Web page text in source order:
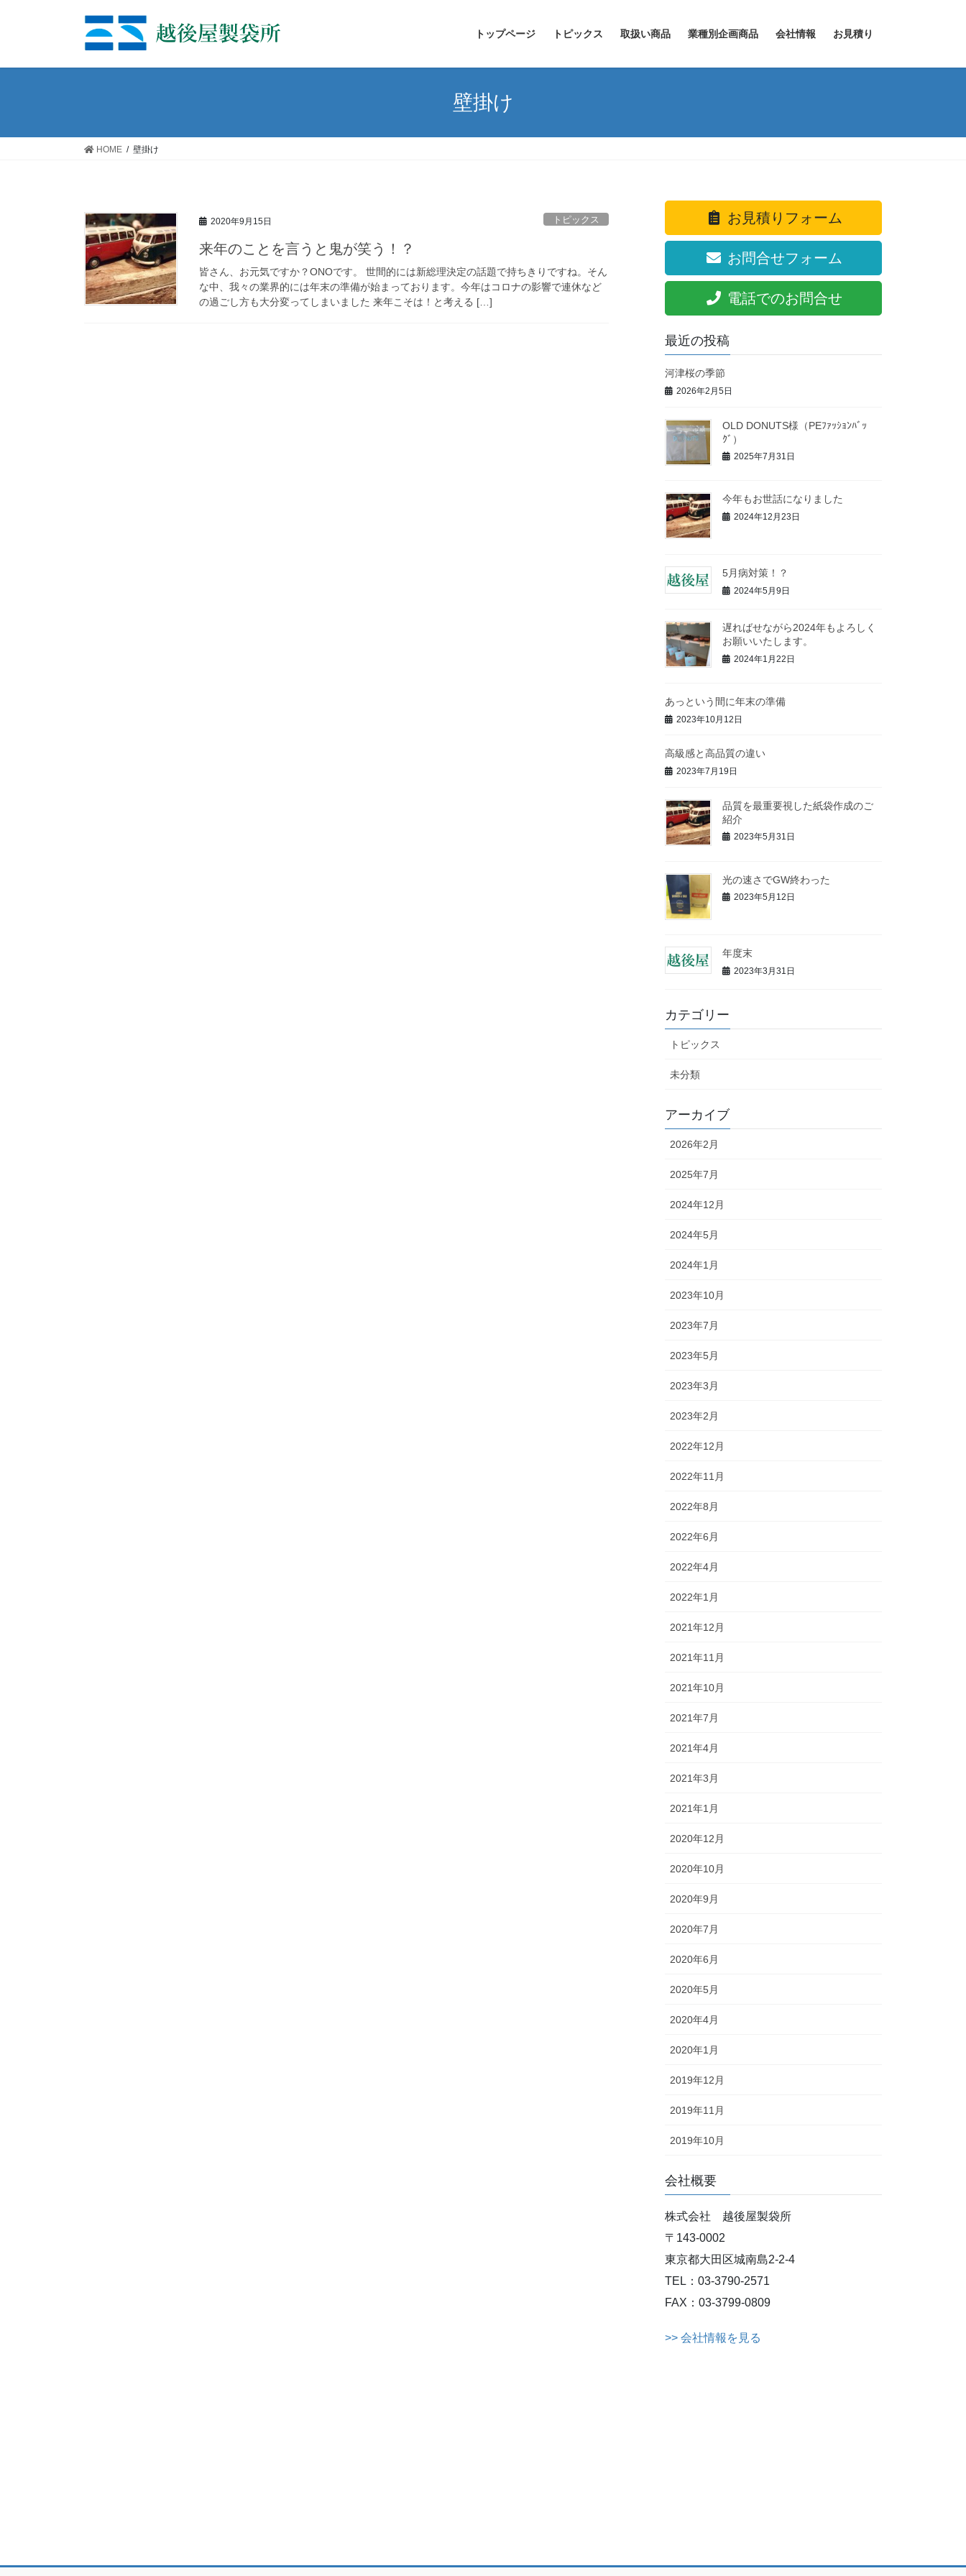
トップページ トピックス 取扱い商品 業種別企画商品 会社情報 お見積り
壁掛け
HOME 壁掛け
2020年9月15日 トピックス
来年のことを言うと鬼が笑う！？
皆さん、お元気ですか？ONOです。 世間的には新総理決定の話題で持ちきりですね。そん
な中、我々の業界的には年末の準備が始まっております。今年はコロナの影響で連休など
の過ごし方も大分変ってしまいました 来年こそは！と考える […]
お見積りフォーム
お問合せフォーム
電話でのお問合せ
最近の投稿
河津桜の季節
2026年2月5日
OLD DONUTS様（PEﾌｧｯｼｮﾝﾊﾞｯ
ｸﾞ）
2025年7月31日
今年もお世話になりました
2024年12月23日
5月病対策！？
2024年5月9日
遅ればせながら2024年もよろしく
お願いいたします。
2024年1月22日
あっという間に年末の準備
2023年10月12日
高級感と高品質の違い
2023年7月19日
品質を最重要視した紙袋作成のご
紹介
2023年5月31日
光の速さでGW終わった
2023年5月12日
年度末
2023年3月31日
カテゴリー
トピックス
未分類
アーカイブ
2026年2月
2025年7月
2024年12月
2024年5月
2024年1月
2023年10月
2023年7月
2023年5月
2023年3月
2023年2月
2022年12月
2022年11月
2022年8月
2022年6月
2022年4月
2022年1月
2021年12月
2021年11月
2021年10月
2021年7月
2021年4月
2021年3月
2021年1月
2020年12月
2020年10月
2020年9月
2020年7月
2020年6月
2020年5月
2020年4月
2020年1月
2019年12月
2019年11月
2019年10月
会社概要
株式会社 越後屋製袋所
〒143-0002
東京都大田区城南島2-2-4
TEL：03-3790-2571
FAX：03-3799-0809
>> 会社情報を見る